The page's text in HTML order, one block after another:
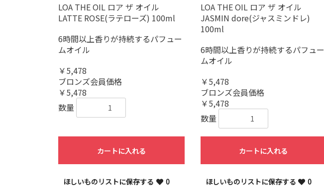
LOA THE OIL ロア ザ オイル
LATTE ROSE(ラテローズ) 100ml
6時間以上香りが持続するパフュー
ムオイル
￥5,478
ブロンズ会員価格
￥5,478
数量
カートに入れる
ほしいものリストに保存する 0
LOA THE OIL ロア ザ オイル
JASMIN dore(ジャスミンドレ)
100ml
6時間以上香りが持続するパフュー
ムオイル
￥5,478
ブロンズ会員価格
￥5,478
数量
カートに入れる
ほしいものリストに保存する 0